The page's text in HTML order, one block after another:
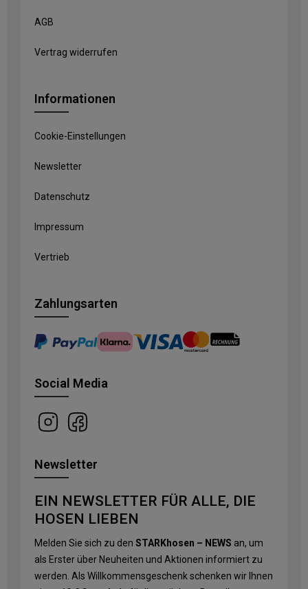
AGB
Vertrag widerrufen
Informationen
Cookie-Einstellungen
Newsletter
Datenschutz
Impressum
Vertrieb
Zahlungsarten
Social Media
Newsletter
EIN NEWSLETTER FÜR ALLE, DIE
HOSEN LIEBEN
Melden Sie sich zu den STARKhosen – NEWS an, um
als Erster über Neuheiten und Aktionen informiert zu
werden. Als Willkommensgeschenk schenken wir Ihnen